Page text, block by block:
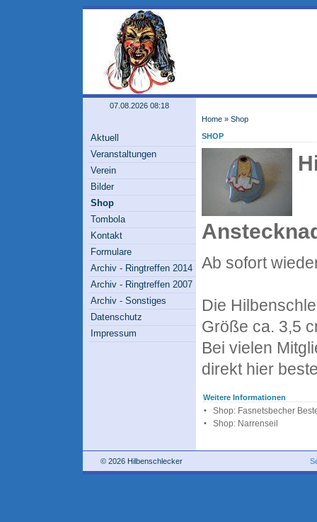
07.08.2026 08:18
Aktuell
Veranstaltungen
Verein
Bilder
Shop
Tombola
Kontakt
Formulare
Archiv - Ringtreffen 2014
Archiv - Ringtreffen 2007
Archiv - Sonstiges
Datenschutz
Impressum
Home » Shop
SHOP
Ab sofort
Die
Größe ca. 3,5
Bei vielen
direkt hier
Weitere Informationen
•
Shop: Fasnetsbecher
• Shop: Narrenseil
© 2026 Hilbenschlecker